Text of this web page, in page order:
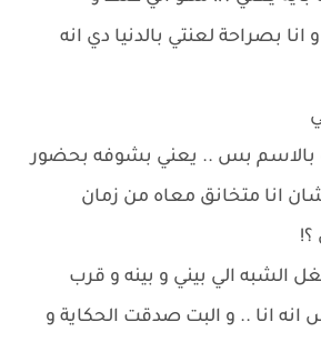
بصراحة لعنتي بالدنيا دي انه
بالاسم بس .. يعني بشوفه بحضور
انا متخانق معاه من زمان
؟!
الشبه الي بيني و بينه و قرب
انا .. و البت صدقت الحكاية و